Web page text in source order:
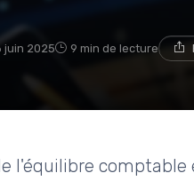
juin 2025 9 min de lecture
l'équilibre